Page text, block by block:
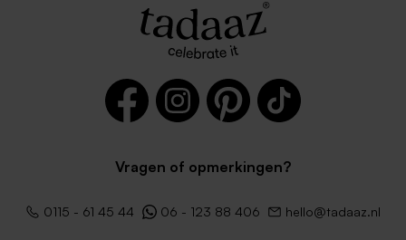
Vragen of opmerkingen?
0115 - 61 45 44 06 - 123 88 406 hello@tadaaz.nl